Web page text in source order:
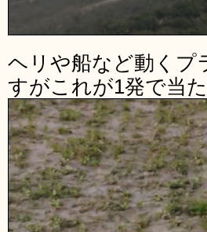
ヘリや船など動くプ
すがこれが1発で当